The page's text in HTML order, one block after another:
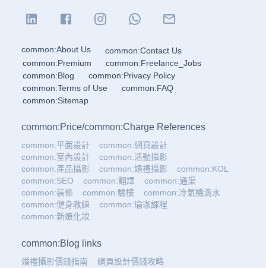
common:About Us
common:Contact Us
common:Premium
common:Freelance_Jobs
common:Blog
common:Privacy Policy
common:Terms of Use
common:FAQ
common:Sitemap
common:Price/common:Charge References
common:平面設計
common:網頁設計
common:室內設計
common:活動攝影
common:產品攝影
common:婚禮攝影
common:KOL
common:SEO
common:翻譯
common:通渠
common:裝修
common:驗樓
common:冷氣機滴水
common:健身教練
common:瑜珈課程
common:新娘化妝
common:Blog links
婚禮攝影價錢指南
網頁設計價錢攻略